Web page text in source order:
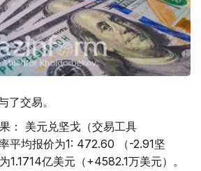
了交易。
： 美元兑坚戈（交易工具
平均报价为1: 472.60 （-2.91坚
1.1714亿美元（+4582.1万美元）。